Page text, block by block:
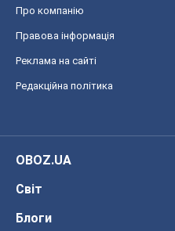
Про компанію
Правова інформація
Реклама на сайті
Редакційна політика
OBOZ.UA
Світ
Блоги